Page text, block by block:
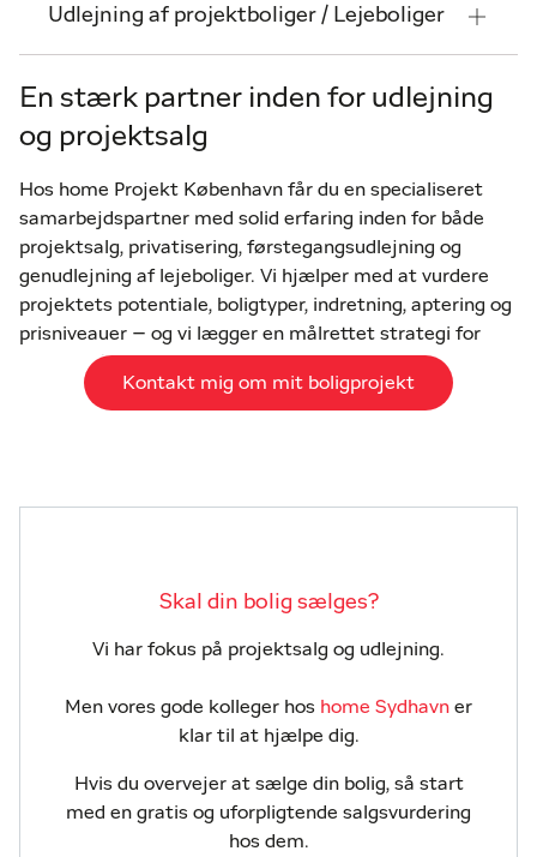
Udlejning af projektboliger / Lejeboliger
En stærk partner inden for udlejning
og projektsalg
Hos home Projekt København får du en specialiseret
samarbejdspartner med solid erfaring inden for både
projektsalg, privatisering, førstegangsudlejning og
genudlejning af lejeboliger. Vi hjælper med at vurdere
projektets potentiale, boligtyper, indretning, aptering og
prisniveauer – og vi lægger en målrettet strategi for
markedsføring, salg og udlejning.
Vores tilgang bygger på dyb indsigt i København,
Tidlig rådgivning skaber bedre
Projektsalg i København og udlejning af projektboliger -
Det handler om forberedelse, timing og en skarp
strategi. Derfor går vi gerne ind allerede i købs- og
udviklingsfasen, hvor vi kortlægger slutbrugerens behov,
Kontakt mig om mit boligprojekt
Skal din bolig sælges?
Vi har fokus på projektsalg og udlejning.
Men vores gode kolleger hos home Sydhavn er
klar til at hjælpe dig.
Hvis du overvejer at sælge din bolig, så start
med en gratis og uforpligtende salgsvurdering
hos dem.